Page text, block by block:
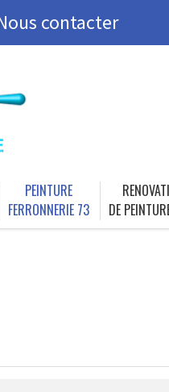
contacter
PEINTURE
FERRONNERIE 73
DE